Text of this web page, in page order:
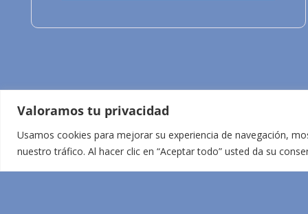
Valoramos tu privacidad
Usamos cookies para mejorar su experiencia de navegación,
nuestro tráfico. Al hacer clic en “Aceptar todo” usted da su